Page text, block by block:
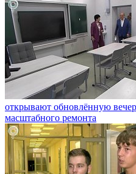
открывают обновлённую
масштабного ремонта